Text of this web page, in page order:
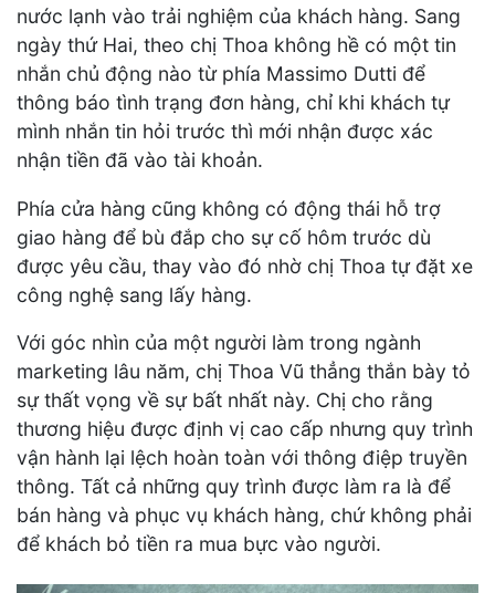
nước lạnh vào trải nghiệm của khách hàng. Sang
ngày thứ Hai, theo chị Thoa không hề có một tin
nhắn chủ động nào từ phía Massimo Dutti để
thông báo tình trạng đơn hàng, chỉ khi khách tự
mình nhắn tin hỏi trước thì mới nhận được xác
nhận tiền đã vào tài khoản.
Phía cửa hàng cũng không có động thái hỗ trợ
giao hàng để bù đắp cho sự cố hôm trước dù
được yêu cầu, thay vào đó nhờ chị Thoa tự đặt xe
công nghệ sang lấy hàng.
Với góc nhìn của một người làm trong ngành
marketing lâu năm, chị Thoa Vũ thẳng thắn bày tỏ
sự thất vọng về sự bất nhất này. Chị cho rằng
thương hiệu được định vị cao cấp nhưng quy trình
vận hành lại lệch hoàn toàn với thông điệp truyền
thông. Tất cả những quy trình được làm ra là để
bán hàng và phục vụ khách hàng, chứ không phải
để khách bỏ tiền ra mua bực vào người.